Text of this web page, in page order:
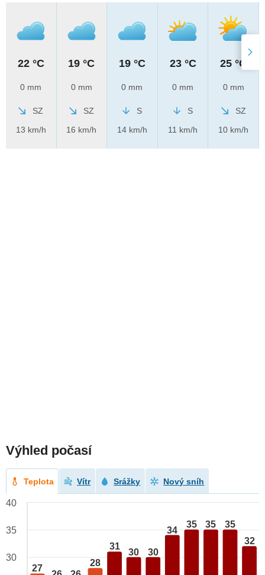
22 °C
0 mm
SZ
13 km/h
19 °C
0 mm
SZ
16 km/h
19 °C
0 mm
S
14 km/h
23 °C
0 mm
S
11 km/h
25 °C
0 mm
SZ
10 km/h
Výhled počasí
Teplota Vítr Srážky Nový sníh
27
28
31
30 30
34
35 35 35
32
40
35
30